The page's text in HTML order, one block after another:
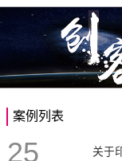
案例列表
25